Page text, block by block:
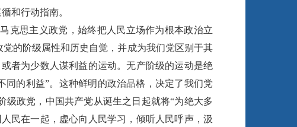
和行动指南。
思主义政党，始终把人民立场作为根本政治立
的阶级属性和历史自觉，并成为我们党区别于其
者为少数人谋利益的运动。无产阶级的运动是绝
的利益”。这种鲜明的政治品格，决定了我们党
政党，中国共产党从诞生之日起就将“为绝大多
民在一起，虚心向人民学习，倾听人民呼声，汲